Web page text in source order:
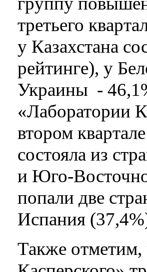
третьего
у Казахстана
рейтинге), у
Украины -
«Лаборатории
втором
состояла из
и Юго-
попали две
Испания
Также